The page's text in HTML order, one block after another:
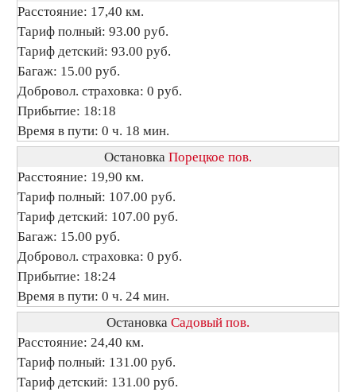
Расстояние: 17,40 км.
Тариф полный: 93.00 руб.
Тариф детский: 93.00 руб.
Багаж: 15.00 руб.
Добровол. страховка: 0 руб.
Прибытие: 18:18
Время в пути: 0 ч. 18 мин.
Остановка Порецкое пов.
Расстояние: 19,90 км.
Тариф полный: 107.00 руб.
Тариф детский: 107.00 руб.
Багаж: 15.00 руб.
Добровол. страховка: 0 руб.
Прибытие: 18:24
Время в пути: 0 ч. 24 мин.
Остановка Садовый пов.
Расстояние: 24,40 км.
Тариф полный: 131.00 руб.
Тариф детский: 131.00 руб.